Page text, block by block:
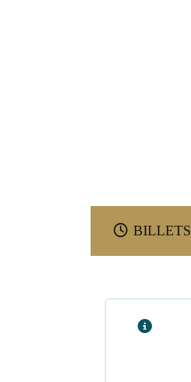
BILLETS